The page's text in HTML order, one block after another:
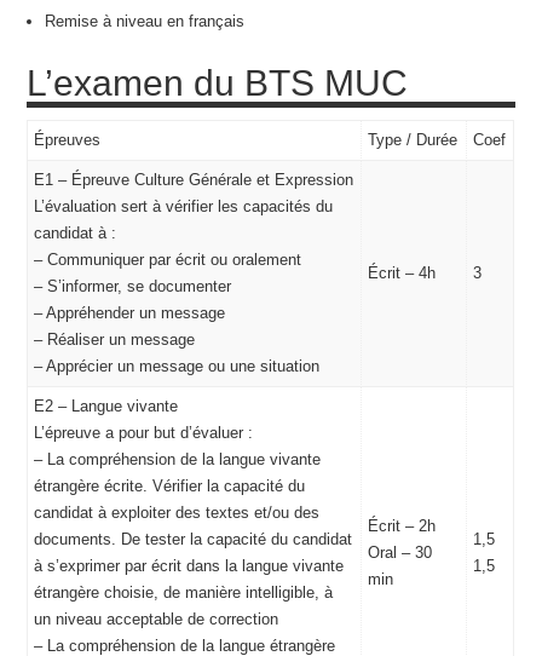
Remise à niveau en français
L’examen du BTS MUC
Épreuves Type / Durée Coef
E1 – Épreuve Culture Générale et Expression
L’évaluation sert à vérifier les capacités du
candidat à :
– Communiquer par écrit ou oralement
– S’informer, se documenter
– Appréhender un message
– Réaliser un message
– Apprécier un message ou une situation
Écrit – 4h 3
E2 – Langue vivante
L’épreuve a pour but d’évaluer :
– La compréhension de la langue vivante
étrangère écrite. Vérifier la capacité du
candidat à exploiter des textes et/ou des
documents. De tester la capacité du candidat
à s’exprimer par écrit dans la langue vivante
étrangère choisie, de manière intelligible, à
un niveau acceptable de correction
– La compréhension de la langue étrangère
Écrit – 2h
Oral – 30
min
1,5
1,5